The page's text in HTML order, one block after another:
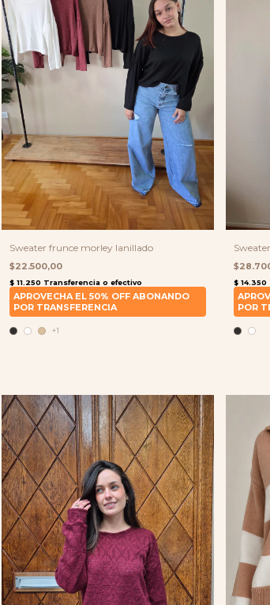
Sweater frunce morley lanillado
$22.500,00
+1